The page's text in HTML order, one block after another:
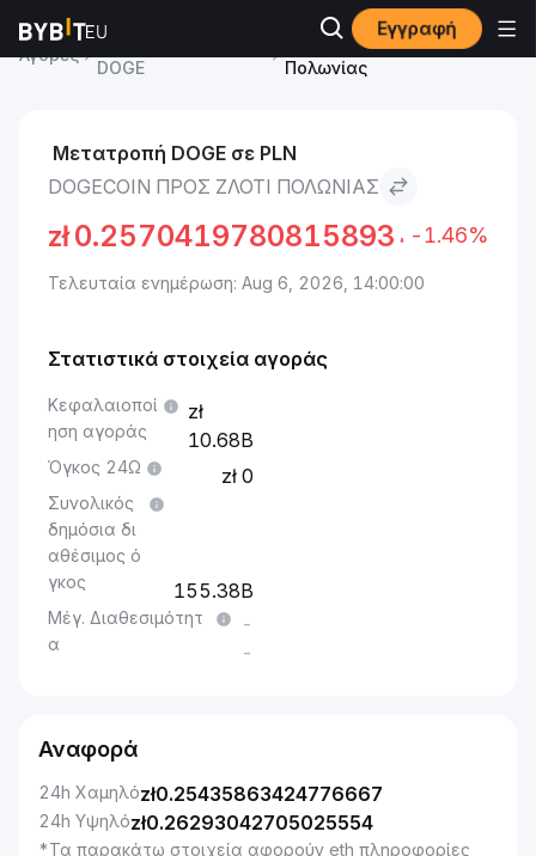
Εγγραφή
Αγορές
Dogecoin Τιμή
DOGE
Dogecoin to Ζλότι
Πολωνίας
Μετατροπή DOGE σε PLN
DOGECOIN ΠΡΟΣ ΖΛΌΤΙ ΠΟΛΩΝΊΑΣ
zł0.2570419780815893 -1.46%
Τελευταία ενημέρωση: Aug 6, 2026, 14:00:00
Στατιστικά στοιχεία αγοράς
Κεφαλαιοποί
ηση αγοράς
10.68B
Όγκος 24Ω 0
Συνολικός
δημόσια δι
αθέσιμος ό
γκος
155.38B
Μέγ. Διαθεσιμότητ
α
-
-
Αναφορά
24h Χαμηλόzł0.25435863424776667
24h Υψηλόzł0.26293042705025554
*Τα παρακάτω στοιχεία αφορούν eth πληροφορίες